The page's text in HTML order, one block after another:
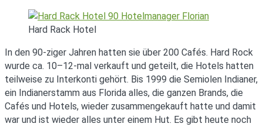
Hard Rack Hotel
In den 90-ziger Jahren hatten sie über 200 Cafés. Hard Rock
wurde ca. 10–12-mal verkauft und geteilt, die Hotels hatten
teilweise zu Interkonti gehört. Bis 1999 die Semiolen Indianer,
ein Indianerstamm aus Florida alles, die ganzen Brands, die
Cafés und Hotels, wieder zusammengekauft hatte und damit
war und ist wieder alles unter einem Hut. Es gibt heute noch